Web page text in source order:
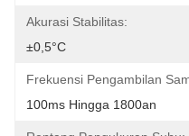
Akurasi Stabilitas:
±0,5°C
Frekuensi Pengambilan
100ms Hingga 1800an